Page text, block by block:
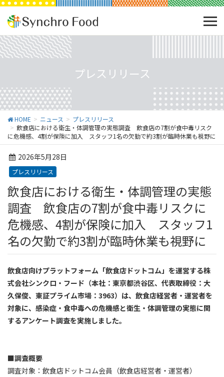
プレスリリース
HOME ニュース
プレスリリース
飲食店における衛生・体調管理の実態調査 飲食店の7割が食中毒リスク
に危機感、4割が保険に加入 スタッフ1名の欠勤で約3割が臨時休業も視野に
2026年5月28日
プレスリリース
飲食店における衛生・体調管理の実態
調査 飲食店の7割が食中毒リスクに
危機感、4割が保険に加入 スタッフ1
名の欠勤で約3割が臨時休業も視野に
飲食店向けプラットフォーム「飲食店ドットコム」を運営する株
式会社シンクロ・フード（本社：東京都渋谷区、代表取締役：大
久保俊、東証プライム市場：3963）は、飲食店経営者・運営者を
対象に、感染症・食中毒への危機感と衛生・体調管理の実態に関
するアンケート調査を実施しました。
■調査概要
調査対象：飲食店ドットコム会員（飲食店経営者・運営者）